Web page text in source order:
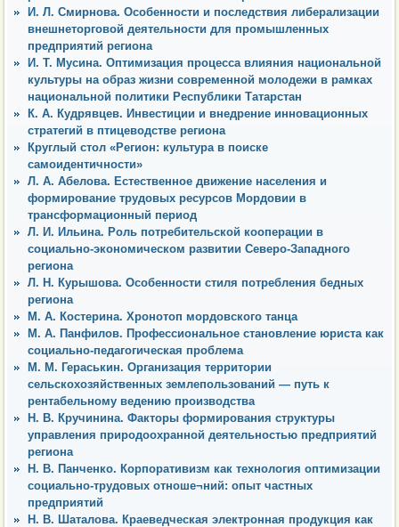
И. Л. Смирнова. Особенности и последствия либерализации
внешнеторговой деятельности для промышленных
предприятий региона
И. Т. Мусина. Оптимизация процесса влияния национальной
культуры на образ жизни современной молодежи в рамках
национальной политики Республики Татарстан
К. А. Кудрявцев. Инвестиции и внедрение инновационных
стратегий в птицеводстве региона
Круглый стол «Регион: культура в поиске
самоидентичности»
Л. А. Абелова. Естественное движение населения и
формирование трудовых ресурсов Мордовии в
трансформационный период
Л. И. Ильина. Роль потребительской кооперации в
социально-экономическом развитии Северо-Западного
региона
Л. Н. Курышова. Особенности стиля потребления бедных
региона
М. А. Костерина. Хронотоп мордовского танца
М. А. Панфилов. Профессиональное становление юриста как
социально-педагогическая проблема
М. М. Гераськин. Организация территории
сельскохозяйственных землепользований — путь к
рентабельному ведению производства
Н. В. Кручинина. Факторы формирования структуры
управления природоохранной деятельностью предприятий
региона
Н. В. Панченко. Корпоративизм как технология оптимизации
социально-трудовых отноше¬ний: опыт частных
предприятий
Н. В. Шаталова. Краеведческая электронная продукция как